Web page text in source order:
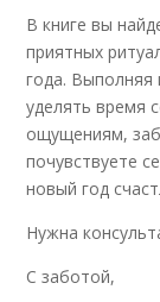
В книге вы
приятных
года. Выполняя
уделять время
ощущениям,
почувствуете
новый год
Нужна
С заботой,